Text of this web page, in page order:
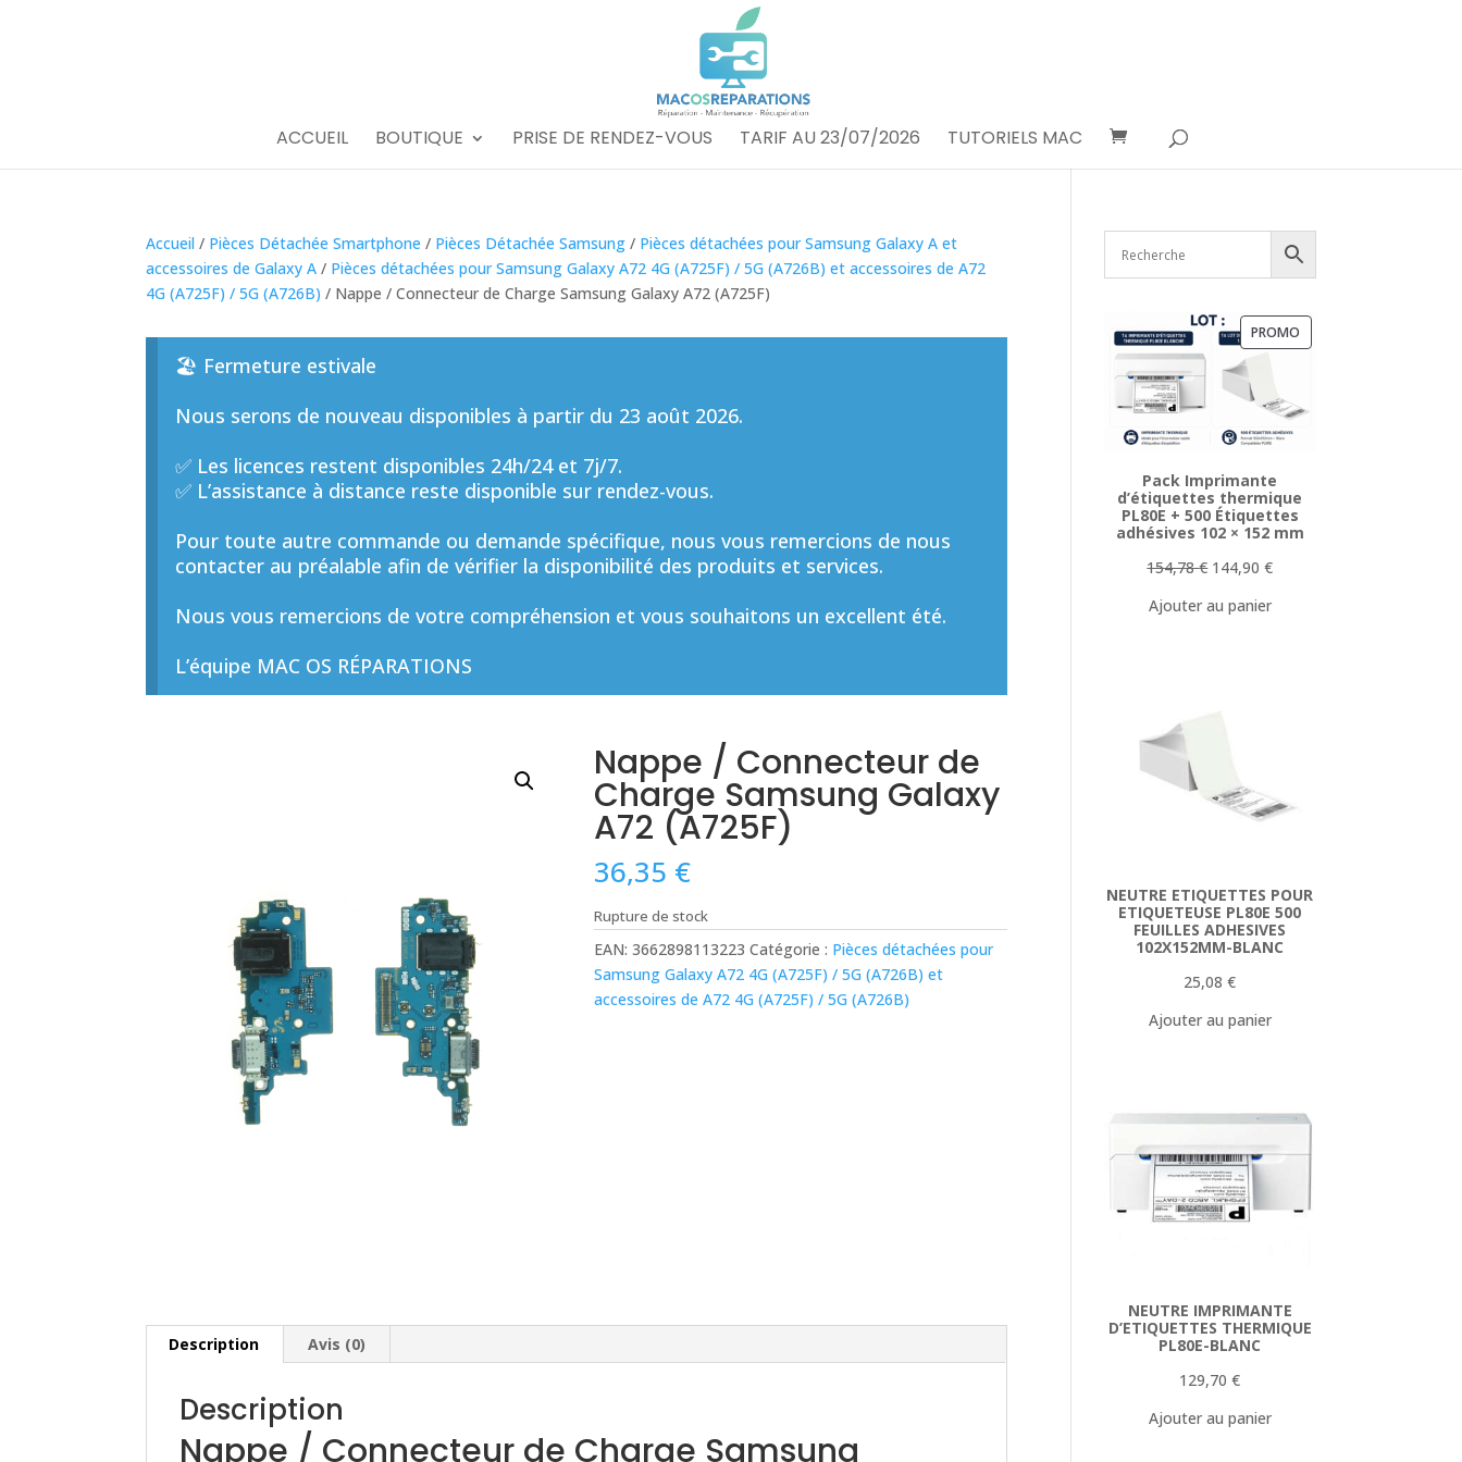
ACCUEIL BOUTIQUE PRISE DE RENDEZ-VOUS TARIF AU 23/07/2026 TUTORIELS MAC
Accueil / Pièces Détachée Smartphone / Pièces Détachée Samsung / Pièces détachées pour Samsung Galaxy A et
accessoires de Galaxy A / Pièces détachées pour Samsung Galaxy A72 4G (A725F) / 5G (A726B) et accessoires de A72
4G (A725F) / 5G (A726B) / Nappe / Connecteur de Charge Samsung Galaxy A72 (A725F)
🏖️ Fermeture estivale
Nous serons de nouveau disponibles à partir du 23 août 2026.
✅ Les licences restent disponibles 24h/24 et 7j/7.
✅ L’assistance à distance reste disponible sur rendez-vous.
Pour toute autre commande ou demande spécifique, nous vous remercions de nous
contacter au préalable afin de vérifier la disponibilité des produits et services.
Nous vous remercions de votre compréhension et vous souhaitons un excellent été.
L’équipe MAC OS RÉPARATIONS
Nappe / Connecteur de
Charge Samsung Galaxy
A72 (A725F)
36,35 €
Rupture de stock
EAN:3662898113223 Catégorie : Pièces détachées pour
Samsung Galaxy A72 4G (A725F) / 5G (A726B) et
accessoires de A72 4G (A725F) / 5G (A726B)
Description Avis (0)
Description
Nappe / Connecteur de Charge Samsung
PROMO
Pack Imprimante
d’étiquettes thermique
PL80E + 500 Étiquettes
adhésives 102 × 152 mm
154,78€ Le
initial
144,90€Le
Ajouter au panier
NEUTRE ETIQUETTES POUR
ETIQUETEUSE PL80E 500
FEUILLES ADHESIVES
102X152MM-BLANC
25,08€
Ajouter au panier
NEUTRE IMPRIMANTE
D’ETIQUETTES THERMIQUE
PL80E-BLANC
129,70€
Ajouter au panier